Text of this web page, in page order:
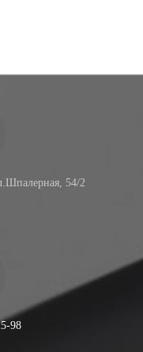
54/2
98